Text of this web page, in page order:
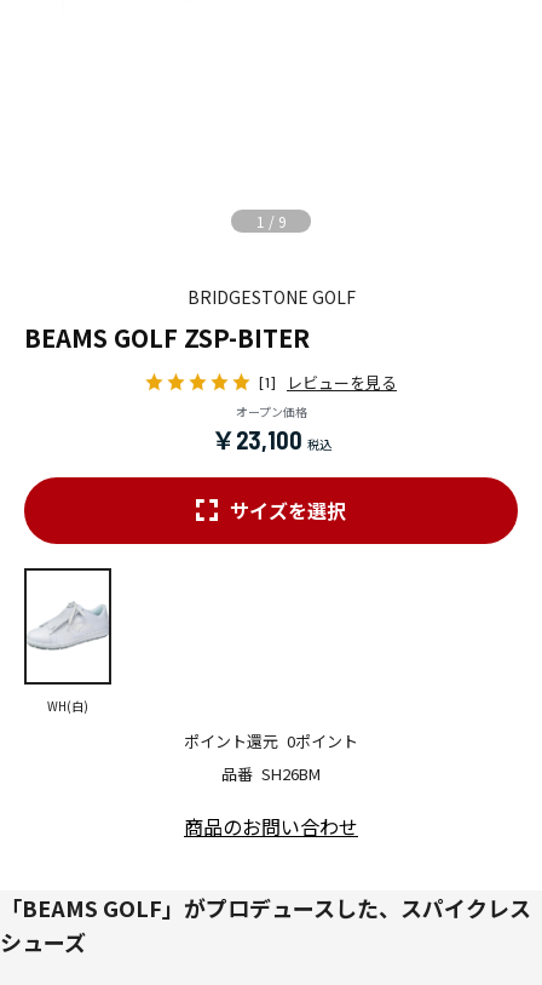
1 / 9
BRIDGESTONE GOLF
BEAMS GOLF ZSP-BITER
[1] レビューを見る
オープン価格
￥23,100
品番 SH26BM
ポイント還元 0ポイント
サイズを選択
WH(白)
商品のお問い合わせ
「BEAMS GOLF」がプロデュースした、スパイクレス
シューズ